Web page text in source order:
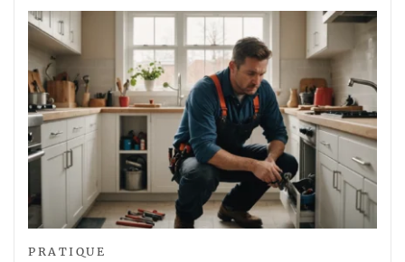
PRATIQUE